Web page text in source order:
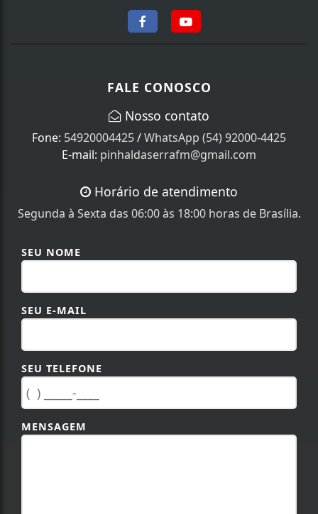
FALE CONOSCO
Nosso contato
Fone: 54920004425/WhatsApp (54) 92000-4425
E-mail: pinhaldaserrafm@gmail.com
Horário de atendimento
Segunda à Sexta das 06:00 às 18:00 horas de Brasília.
SEU NOME
SEU E-MAIL
SEU TELEFONE
MENSAGEM